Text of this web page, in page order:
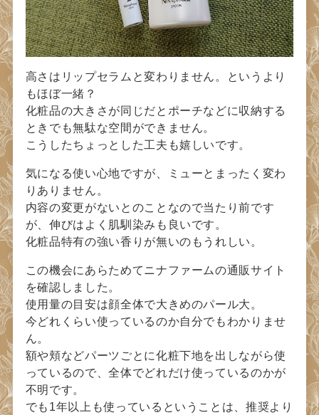
高さはリップセラムと変わりません。というより
もほぼ一緒？
化粧品の大きさが同じだとポーチなどに収納する
ときでも無駄な空間ができません。
こうしたちょっとした工夫も嬉しいです。
気になる使い心地ですが、ミューとまったく変わ
りありません。
内容の変更がないとのことなので当たり前です
が、伸びはよく肌馴染みも良いです。
化粧品特有の強い香りが無いのもうれしい。
この機会にあらためてニナファームの通販サイト
を確認しました。
使用量の目安は顔全体で大きめのパール大。
今どれくらい使っているのか自分でもわかりませ
ん。
額や頬などパーツごとに化粧下地を出しながら使
っているので、全体でどれだけ使っているのかが
不明です。
でも1年以上も使っているということは、推奨より